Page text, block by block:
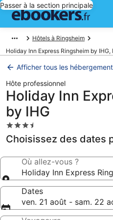
Passer à la section principale
Hôtels à Ringsheim
Holiday Inn Express Ringsheim by IHG,
Afficher tous les
Hôte professionnel
Holiday Inn
by IHG
Hébergement
3.5 étoiles
Choisissez des dates
Où allez-vous ?
Holiday Inn Express
Dates
ven. 21 août - sam. 22